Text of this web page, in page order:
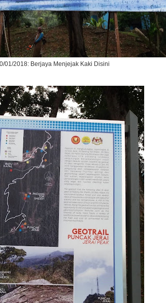
01/2018: Berjaya Menjejak Kaki Disini